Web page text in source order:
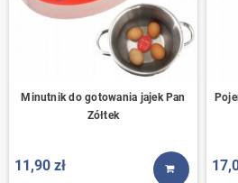
Minutnik do gotowania jajek Pan
Zółtek
11,90 zł
KUP TERAZ